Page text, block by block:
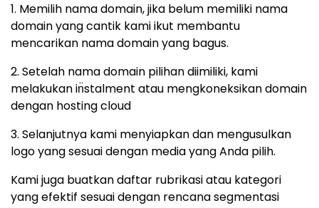
1. Memilih nama domain, jika belum memiliki nama
domain yang cantik kami ikut membantu
mencarikan nama domain yang bagus.
2. Setelah nama domain pilihan diimiliki, kami
melakukan in̈stalment atau mengkoneksikan domain
dengan hosting cloud
3. Selanjutnya kami menyiapkan dan mengusulkan
logo yang sesuai dengan media yang Anda pilih.
Kami juga buatkan daftar rubrikasi atau kategori
yang efektif sesuai dengan rencana segmentasi